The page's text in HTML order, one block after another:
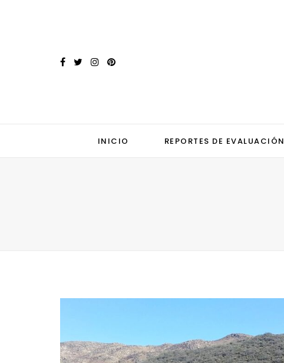
INICIO REPORTES DE EVALUACIÓN